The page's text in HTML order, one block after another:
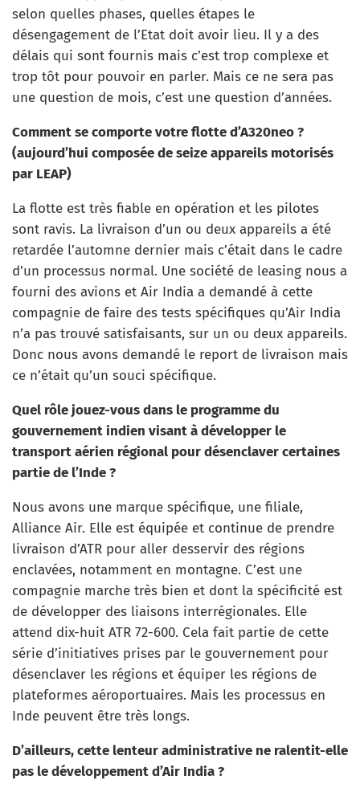
selon quelles phases, quelles étapes le
désengagement de l’Etat doit avoir lieu. Il y a des
délais qui sont fournis mais c’est trop complexe et
trop tôt pour pouvoir en parler. Mais ce ne sera pas
une question de mois, c’est une question d’années.
Comment se comporte votre flotte d’A320neo ?
(aujourd’hui composée de seize appareils motorisés
par LEAP)
La flotte est très fiable en opération et les pilotes
sont ravis. La livraison d’un ou deux appareils a été
retardée l’automne dernier mais c’était dans le cadre
d’un processus normal. Une société de leasing nous a
fourni des avions et Air India a demandé à cette
compagnie de faire des tests spécifiques qu’Air India
n’a pas trouvé satisfaisants, sur un ou deux appareils.
Donc nous avons demandé le report de livraison mais
ce n’était qu’un souci spécifique.
Quel rôle jouez-vous dans le programme du
gouvernement indien visant à développer le
transport aérien régional pour désenclaver certaines
partie de l’Inde ?
Nous avons une marque spécifique, une filiale,
Alliance Air. Elle est équipée et continue de prendre
livraison d’ATR pour aller desservir des régions
enclavées, notamment en montagne. C’est une
compagnie marche très bien et dont la spécificité est
de développer des liaisons interrégionales. Elle
attend dix-huit ATR 72-600. Cela fait partie de cette
série d’initiatives prises par le gouvernement pour
désenclaver les régions et équiper les régions de
plateformes aéroportuaires. Mais les processus en
Inde peuvent être très longs.
D’ailleurs, cette lenteur administrative ne ralentit-elle
pas le développement d’Air India ?